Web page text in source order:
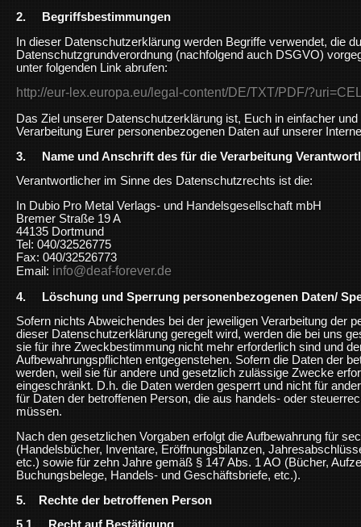
2. Begriffsbestimmungen
In dieser Datenschutzerklärung werden Begriffe verwendet, die
Datenschutzgrundverordnung (nachfolgend auch DSGVO)
unter folgenden Link abrufen:
http://eur-lex.europa.eu/legal-content/DE/TXT/PDF/
Das Ziel unserer Datenschutzerklärung ist, Euch in einfacher
Verarbeitung Eurer personenbezogenen Daten auf unserer
3. Name und Anschrift des für die Verarbeitung
Verantwortlicher im Sinne des Datenschutzrechts ist die:
In Dubio Pro Metal Verlags- und Handelsgesellschaft mbH
Bremer Straße 19 A
44135 Dortmund
Tel: 040/32526775
Fax: 040/32526773
Email: info@deaf-forever.de
4. Löschung und Sperrung personenbezogenen Daten/
Sofern nichts Abweichendes bei der jeweiligen Verarbeitung der
dieser Datenschutzerklärung geregelt wird, werden die bei uns
sie für ihre Zweckbestimmung nicht mehr erforderlich sind und
Aufbewahrungspflichten entgegenstehen. Sofern die Daten der
werden, weil sie für andere und gesetzlich zulässige Zwecke
eingeschränkt. D.h. die Daten werden gesperrt und nicht für
für Daten der betroffenen Person, die aus handels- oder
müssen.
Nach den gesetzlichen Vorgaben erfolgt die Aufbewahrung für
(Handelsbücher, Inventare, Eröffnungsbilanzen,
etc.) sowie für zehn Jahre gemäß § 147 Abs. 1 AO (Bücher,
Buchungsbelege, Handels- und Geschäftsbriefe, etc.).
5. Rechte der betroffenen Person